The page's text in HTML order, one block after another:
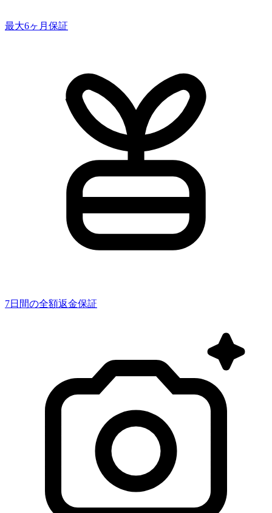
最大6ヶ月保証
7日間の全額返金保証